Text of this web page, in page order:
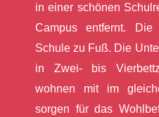
in einer schönen
Campus entfernt.
Schule zu Fuß. Die
in Zwei- bis
wohnen mit im
sorgen für das